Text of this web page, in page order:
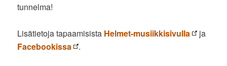
tunnelma!
Lisätietoja tapaamisista Helmet-musiikkisivulla
ja
Facebookissa
.